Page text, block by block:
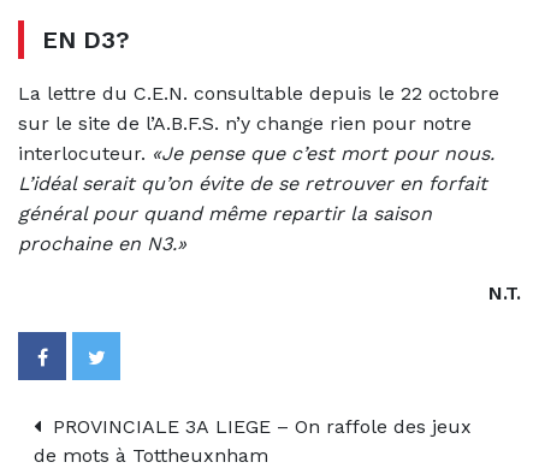
EN D3?
La lettre du C.E.N. consultable depuis le 22 octobre
sur le site de l’A.B.F.S. n’y change rien pour notre
interlocuteur. «Je pense que c’est mort pour nous.
L’idéal serait qu’on évite de se retrouver en forfait
général pour quand même repartir la saison
prochaine en N3.»
N.T.
PROVINCIALE 3A LIEGE – On raffole des jeux
de mots à Tottheuxnham